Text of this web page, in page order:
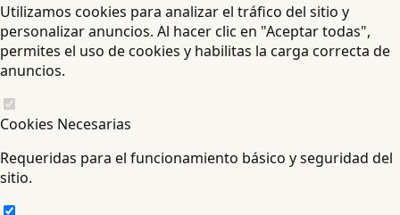
Utilizamos cookies para analizar el tráfico del sitio y
personalizar anuncios. Al hacer clic en "Aceptar todas",
permites el uso de cookies y habilitas la carga correcta de
anuncios.
Cookies Necesarias
Requeridas para el funcionamiento básico y seguridad del
sitio.